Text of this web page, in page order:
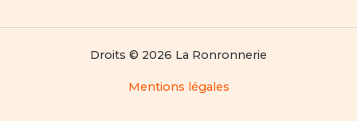
Droits © 2026 La Ronronnerie
Mentions légales